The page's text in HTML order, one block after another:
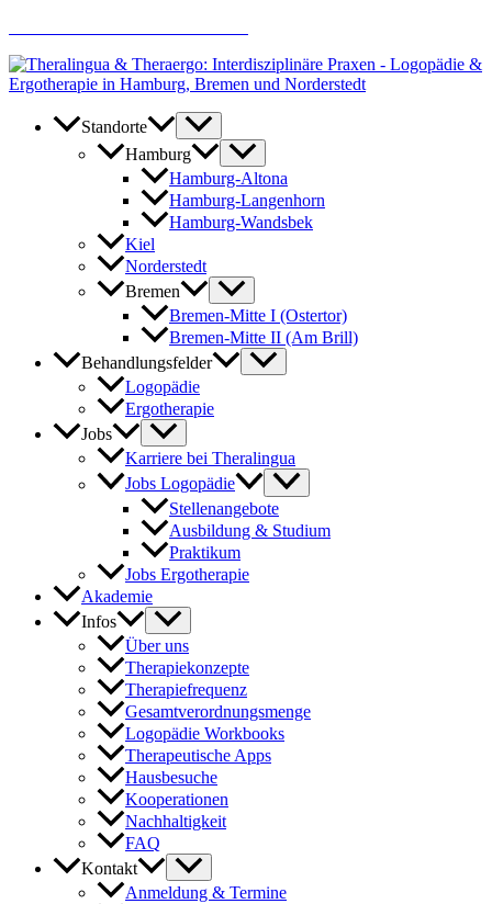
springen
Standorte
Hamburg
Hamburg-Altona
Hamburg-Langenhorn
Hamburg-Wandsbek
Kiel
Norderstedt
Bremen
Bremen-Mitte I (Ostertor)
Bremen-Mitte II (Am Brill)
Behandlungsfelder
Logopädie
Ergotherapie
Jobs
Karriere bei Theralingua
Jobs Logopädie
Stellenangebote
Ausbildung & Studium
Praktikum
Jobs Ergotherapie
Akademie
Infos
Über uns
Therapiekonzepte
Therapiefrequenz
Gesamtverordnungsmenge
Logopädie Workbooks
Therapeutische Apps
Hausbesuche
Kooperationen
Nachhaltigkeit
FAQ
Kontakt
Anmeldung & Termine